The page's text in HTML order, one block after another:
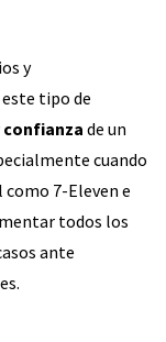
y
tipo de
confianzade un
cuando
7-Eleven e
todos los
ante